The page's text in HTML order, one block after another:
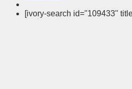
[ivory-search id="109433"